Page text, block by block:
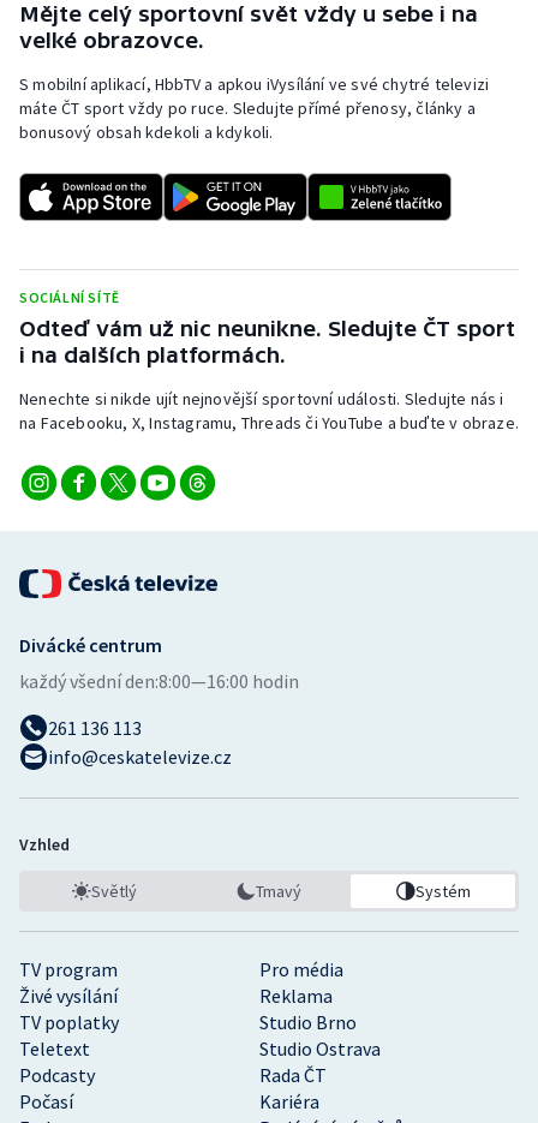
Mějte celý sportovní svět vždy u sebe i na
velké obrazovce.
S mobilní aplikací, HbbTV a apkou iVysílání ve své chytré televizi
máte ČT sport vždy po ruce. Sledujte přímé přenosy, články a
bonusový obsah kdekoli a kdykoli.
SOCIÁLNÍ SÍTĚ
Odteď vám už nic neunikne. Sledujte ČT sport
i na dalších platformách.
Nenechte si nikde ujít nejnovější sportovní události. Sledujte nás i
na Facebooku, X, Instagramu, Threads či YouTube a buďte v obraze.
TV program
Pro média
Živé vysílání
Reklama
TV poplatky
Studio Brno
Teletext
Studio Ostrava
Podcasty
Rada ČT
Počasí
Kariéra
Divácké centrum
každý všední den:8:00—16:00 hodin
261 136 113
info@ceskatelevize.cz
Vzhled
Světlý Tmavý Systém